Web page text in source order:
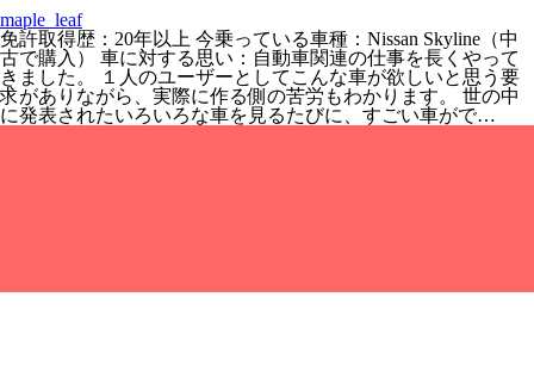
maple_leaf
免許取得歴：20年以上 今乗っている車種：Nissan Skyline（中
古で購入） 車に対する思い：自動車関連の仕事を長くやって
きました。 １人のユーザーとしてこんな車が欲しいと思う要
求がありながら、実際に作る側の苦労もわかります。 世の中
に発表されたいろいろな車を見るたびに、すごい車がで…